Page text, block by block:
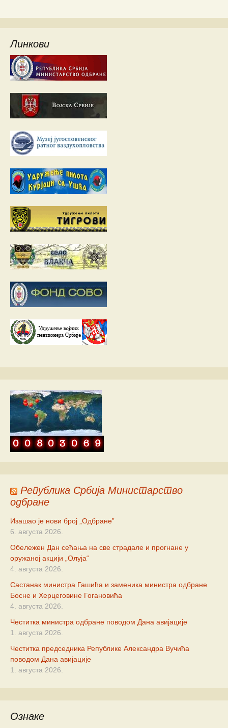
Линкови
Република Србија Министарство
одбране
Изашао је нови број „Одбране”
6. августа 2026.
Обележен Дан сећања на све страдале и прогнане у
оружаној акцији „Олуја“
4. августа 2026.
Састанак министра Гашића и заменика министра одбране
Босне и Херцеговине Гогановића
4. августа 2026.
Честитка министра одбране поводом Дана авијације
1. августа 2026.
Честитка председника Републике Александра Вучића
поводом Дана авијације
1. августа 2026.
Ознаке